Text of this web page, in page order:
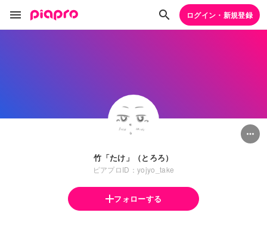
ログイン・新規登録
竹「たけ」（とろろ）
ピアプロID：yojyo_take
フォローする